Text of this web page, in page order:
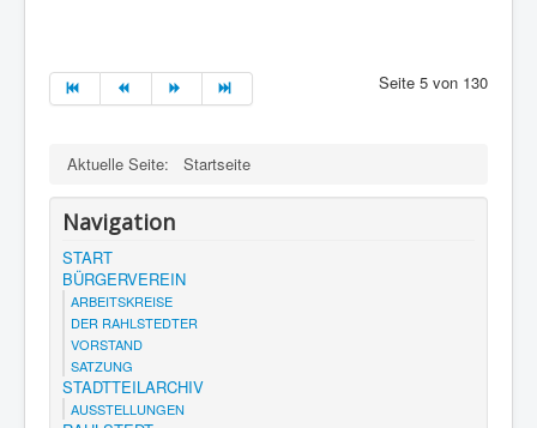
Seite 5 von 130
Aktuelle Seite: Startseite
Navigation
START
BÜRGERVEREIN
ARBEITSKREISE
DER RAHLSTEDTER
VORSTAND
SATZUNG
STADTTEILARCHIV
AUSSTELLUNGEN